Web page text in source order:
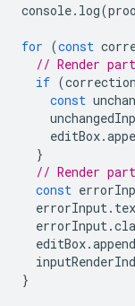
console. log(
for (const
// Render
if (correction
const
editBox.
}
// Render
const
errorInput.
errorInput.
editBox.append
}